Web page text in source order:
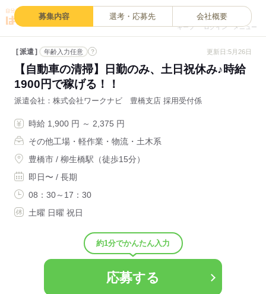
キープ ログイン メニュー
募集内容 選考・応募先 会社概要
派遣 年齢入力任意 ? 更新日:5月26日
【自動車の清掃】日勤のみ、土日祝休み♪時給
1900円で稼げる！！
派遣会社 株式会社ワークナビ 豊橋支店 採用受付係
時給 1,900 円 ～ 2,375 円
その他工場・軽作業・物流・土木系
豊橋市 / 柳生橋駅（徒歩15分）
即日〜 / 長期
08：30～17：30
土曜 日曜 祝日
約1分でかんたん入力
応募する